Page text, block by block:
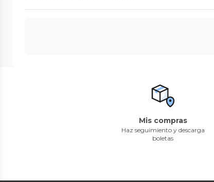
Mis compras
Haz seguimiento y descarga
boletas